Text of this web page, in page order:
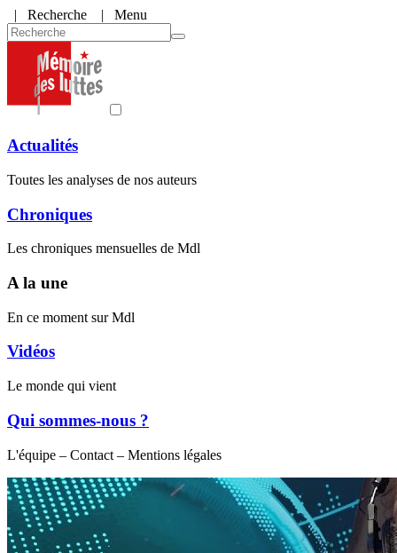
| Recherche | Menu
Actualités
Toutes les analyses de nos auteurs
Chroniques
Les chroniques mensuelles de Mdl
A la une
En ce moment sur Mdl
Vidéos
Le monde qui vient
Qui sommes-nous ?
L'équipe – Contact – Mentions légales